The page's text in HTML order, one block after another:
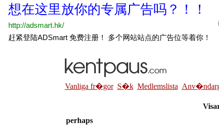
Vanliga fr�gor S�k Medlemslista
perhaps